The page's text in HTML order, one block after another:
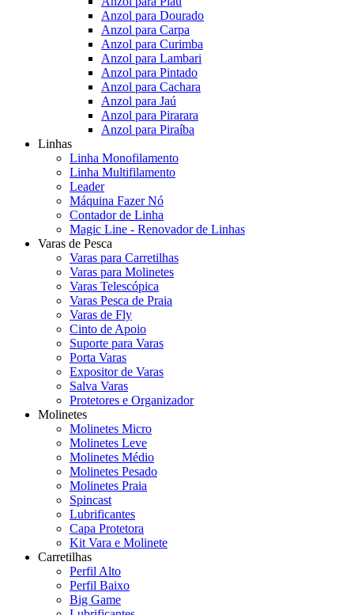
Anzol para Dourado
Anzol para Carpa
Anzol para Curimba
Anzol para Lambari
Anzol para Pintado
Anzol para Cachara
Anzol para Jaú
Anzol para Pirarara
Anzol para Piraíba
Linhas
Linha Monofilamento
Linha Multifilamento
Leader
Máquina Fazer Nó
Contador de Linha
Magic Line - Renovador de Linhas
Varas de Pesca
Varas para Carretilhas
Varas para Molinetes
Varas Telescópica
Varas Pesca de Praia
Varas de Fly
Cinto de Apoio
Suporte para Varas
Porta Varas
Expositor de Varas
Salva Varas
Protetores e Organizador
Molinetes
Molinetes Micro
Molinetes Leve
Molinetes Médio
Molinetes Pesado
Molinetes Praia
Spincast
Lubrificantes
Capa Protetora
Kit Vara e Molinete
Carretilhas
Perfil Alto
Perfil Baixo
Big Game